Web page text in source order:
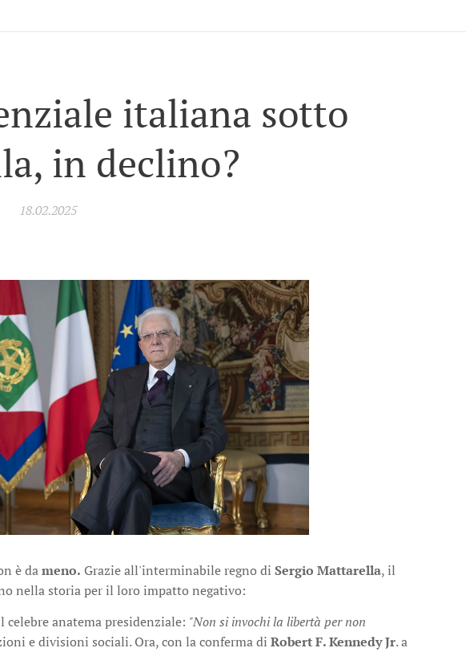
italiana sotto
in declino?
18.02.2025
è dameno. Grazie all'interminabile regno di Sergio Mattarella, il
nella storia per il loro impatto negativo:
celebre anatema presidenziale: "Non si invochi la libertà per non
e divisioni sociali. Ora, con la conferma di Robert F. Kennedy Jr. a